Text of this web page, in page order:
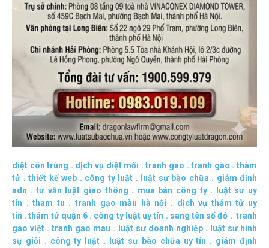
diệt côn trùng . dịch vụ diệt mối .tranh gao .tranh gao .thám
tử . thiết kế web . công ty luật . luật sư bào chữa . giám định
adn .tư vấn luật giao thông . mua bán công ty.
luật sư uy
tín .tham tu .tranh gạo màu hà nội . dịch vụ thám tử uy
tín .thám tử quận 6 . công ty luật uy tín . sang tên sổ đỏ .tranh
gao việt .tranh gao mau . luật sư doanh nghiệp.
luật sư hình
sự giỏi . công ty luật . luật sư bào chữa uy tín . giám định